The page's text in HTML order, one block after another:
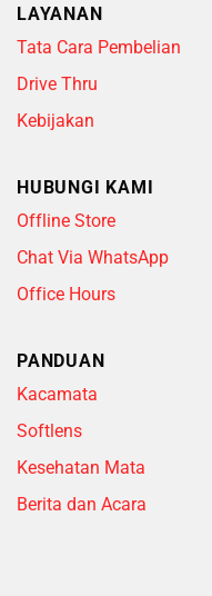
LAYANAN
Tata Cara Pembelian
Drive Thru
Kebijakan
HUBUNGI KAMI
Offline Store
Chat Via WhatsApp
Office Hours
PANDUAN
Kacamata
Softlens
Kesehatan Mata
Berita dan Acara